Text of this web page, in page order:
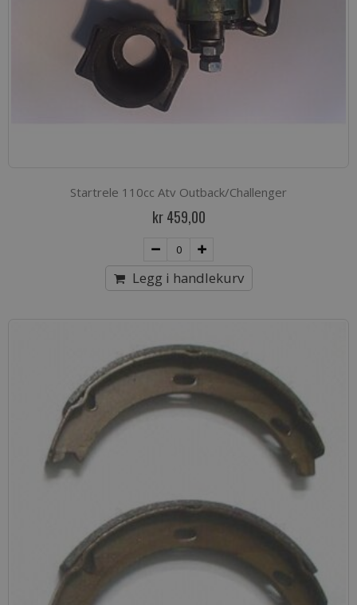
Startrele 110cc Atv Outback/Challenger
kr 459,00
Legg i handlekurv